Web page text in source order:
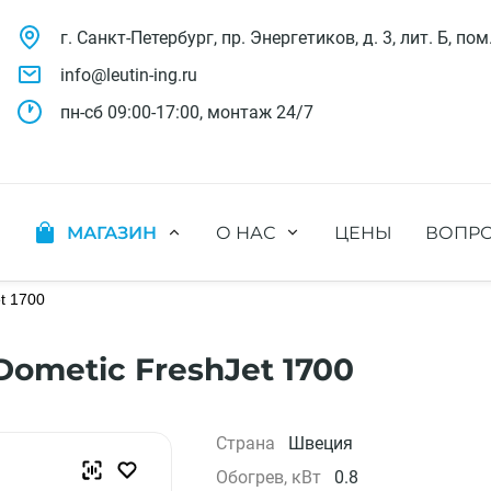
г. Санкт-Петербург, пр. Энергетиков, д. 3, лит. Б,
info@leutin-ing.ru
пн-сб 09:00-17:00, монтаж 24/7
МАГАЗИН
Оконные кондиционеры
Кассетные кондиционеры
Напольно-потолочные кондиционеры
Колонные кондиционеры
О НАС
Сотрудники компании
Наши бренды
Вакансии
ЦЕНЫ
1700
FreshJet 1700
Страна Швеция
Обогрев, кВт
0.8